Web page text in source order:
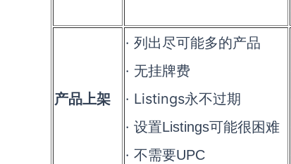
产品上架
· 列出尽可能多的产品
· 无挂牌费
· Listings永不过期
· 设置Listings可能很困难
· 不需要UPC